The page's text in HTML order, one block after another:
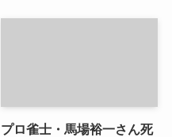
プロ雀士・馬場裕一さん死